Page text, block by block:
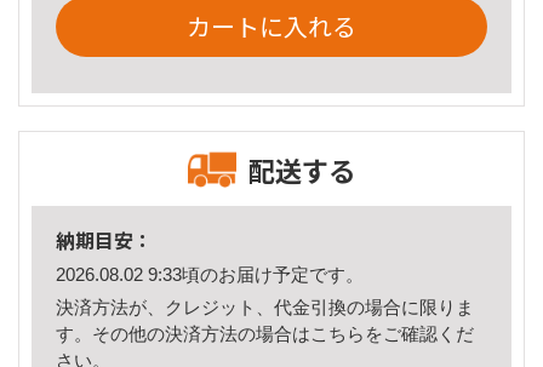
カートに入れる
配送する
納期目安：
2026.08.02 9:33頃のお届け予定です。
決済方法が、クレジット、代金引換の場合に限りま
す。その他の決済方法の場合はこちら をご確認くだ
さい。